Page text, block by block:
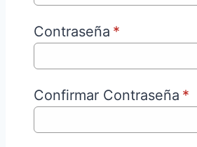
Contraseña *
Confirmar Contraseña *